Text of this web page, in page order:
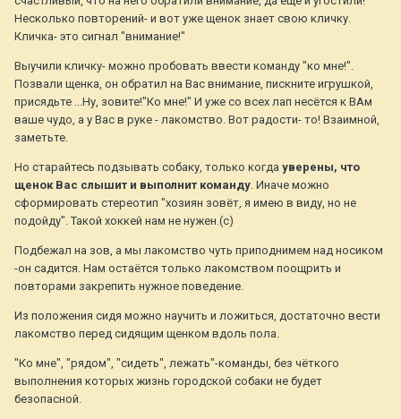
Несколько повторений- и вот уже щенок знает свою кличку.
Кличка- это сигнал "внимание!"
Выучили кличку- можно пробовать ввести команду "ко мне!".
Позвали щенка, он обратил на Вас внимание, пискните игрушкой,
присядьте ...Ну, зовите!"Ко мне!" И уже со всех лап несётся к ВАм
ваше чудо, а у Вас в руке - лакомство. Вот радости- то! Взаимной,
заметьте.
Но старайтесь подзывать собаку, только когда уверены, что
щенок Вас слышит и выполнит команду. Иначе можно
сформировать стереотип "хозиян зовёт, я имею в виду, но не
подойду". Такой хоккей нам не нужен.(с)
Подбежал на зов, а мы лакомство чуть приподнимем над носиком
-он садится. Нам остаётся только лакомством поощрить и
повторами закрепить нужное поведение.
Из положения сидя можно научить и ложиться, достаточно вести
лакомство перед сидящим щенком вдоль пола.
"Ко мне", "рядом", "сидеть", лежать"-команды, без чёткого
выполнения которых жизнь городской собаки не будет
безопасной.